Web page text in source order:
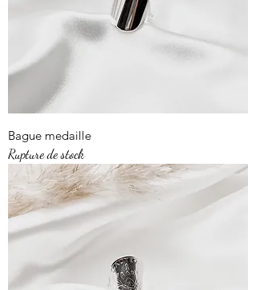
Bague medaille
Rupture de stock